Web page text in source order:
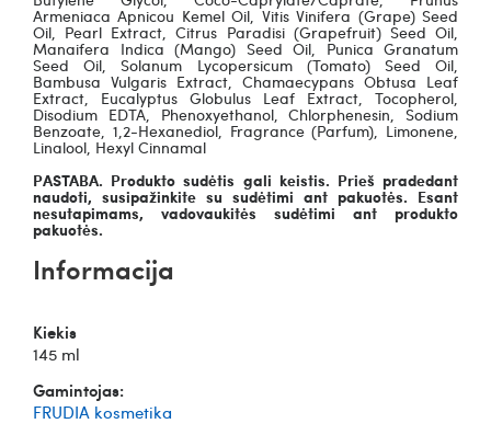
Armeniaca Apnicou Kemel Oil, Vitis Vinifera (Grape) Seed
Oil, Pearl Extract, Citrus Paradisi (Grapefruit) Seed Oil,
Manaifera Indica (Mango) Seed Oil, Punica Granatum
Seed Oil, Solanum Lycopersicum (Tomato) Seed Oil,
Bambusa Vulgaris Extract, Chamaecypans Obtusa Leaf
Extract, Eucalyptus Globulus Leaf Extract, Tocopherol,
Disodium EDTA, Phenoxyethanol, Chlorphenesin, Sodium
Benzoate, 1,2-Hexanediol, Fragrance (Parfum), Limonene,
Linalool, Hexyl Cinnamal
PASTABA. Produkto sudėtis gali keistis. Prieš pradedant
naudoti, susipažinkite su sudėtimi ant pakuotės. Esant
nesutapimams, vadovaukitės sudėtimi ant produkto
pakuotės.
Informacija
Kiekis
145 ml
Gamintojas:
FRUDIA kosmetika